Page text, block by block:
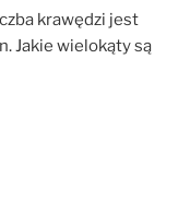
krawędzi jest
Jakie wielokąty są